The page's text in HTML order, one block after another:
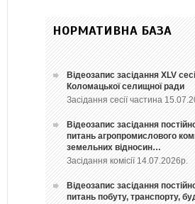
НОРМАТИВНА БАЗА
Відеозапис засідання ХLV
Коломацької селищної ради
Засідання сесії частина
Відеозапис засідання
питань агропромислового
земельних відносин…
Засідання комісії
Відеозапис засідання
питань побуту, транспорту,